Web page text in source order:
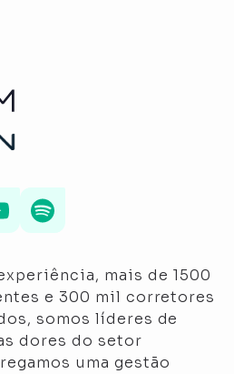
mais de 1500
e 300 mil corretores
somos líderes de
dores do setor
uma gestão